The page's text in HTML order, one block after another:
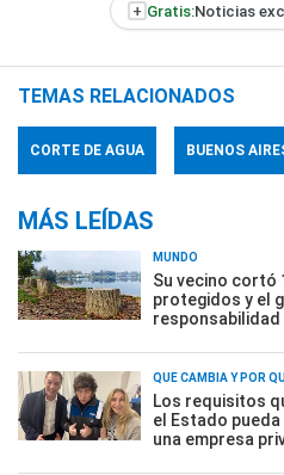
+ Gratis:Noticias
TEMAS RELACIONADOS
CORTE DE AGUA BUENOS
MÁS LEÍDAS
MUNDO
Su vecino cortó
protegidos y el
responsabilidad
QUÉ CAMBIA Y POR
Los requisitos
el Estado
una empresa